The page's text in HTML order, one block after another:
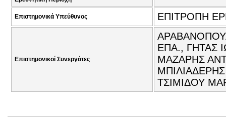
Επιστημονικά Υπεύθυνος ΕΠΙΤΡΟΠΗ
Επιστημονικοί Συνεργάτες
ΕΠΑ., ΓΗΤΑΣ
ΜΑΖΑΡΗΣ
ΤΣΙΜΙΔΟΥ